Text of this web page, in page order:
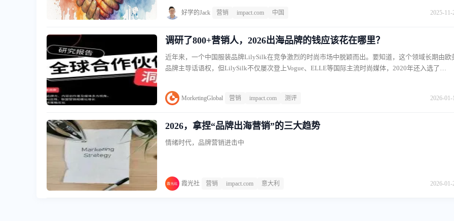
道的长期战略价值，从而争取关键资源，是许多从业者的难题。全球知名设计与印刷电商Vistaprint也
不例外。但其团队不仅成功说服领导层，为全新孵化的创作者推广计划赢得了宝贵的预算与资源，
好学的Jack 营销 impact.com 中国 2025-11-
调研了800+营销人，2026出海品牌的钱应该花在哪里？
近年来，一个中国服装品牌LilySilk在竞争激烈的时尚市场中脱颖而出。要知道，这个领域长期由欧
品牌主导话语权，但LilySilk不仅屡次登上Vogue、ELLE等国际主流时尚媒体，2020年还入选了
的穿搭分享中被丝绸的光泽吸引；也有人是在下单前通过优惠券平台发现了折扣码，顺手完成购买。
更早的消费者，可能已经在测评网站上对比过不同丝绸品牌的用料与工艺，从而建立起信任。
MorketingGlobal 营销 impact.com 测评 2026-01-
2026，拿捏“品牌出海营销”的三大趋势
情绪时代，品牌营销进击中
霞光社 营销 impact.com 意大利 2026-01-